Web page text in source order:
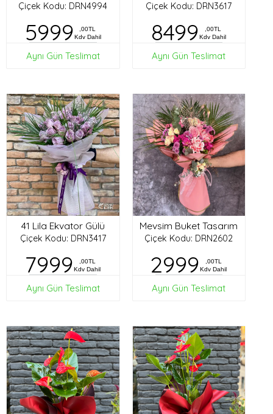
Çiçek Kodu: DRN4994
5999
,00TL
Kdv Dahil
Aynı Gün Teslimat
Çiçek Kodu: DRN3617
8499
,00TL
Kdv Dahil
Aynı Gün Teslimat
41 Lila Ekvator Gülü
Çiçek Kodu: DRN3417
7999
,00TL
Kdv Dahil
Aynı Gün Teslimat
Mevsim Buket Tasarım
Çiçek Kodu: DRN2602
2999
,00TL
Kdv Dahil
Aynı Gün Teslimat